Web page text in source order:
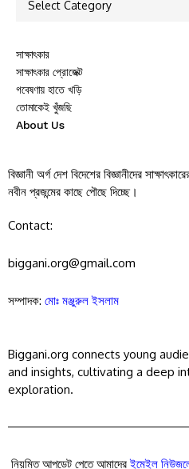
সাক্ষাৎকার
সাক্ষাৎকার প্রোজেক্ট
গবেষণায় হাতে খড়ি
তোমাকেই খুঁজছি
About Us
বিজ্ঞানী অর্গ দেশ বিদেশের বিজ্ঞানীদের
নবীন প্রজন্মের কাছে পৌছে দিচ্ছে।
Contact:
biggani.org@gmail.com
সম্পাদক: মোঃ মঞ্জুরুল ইসলাম
Biggani.org connects young
and insights, cultivating a deep
exploration.
নিয়মিত আপডেট পেতে আমাদেরইমেইল